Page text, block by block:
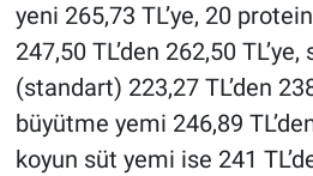
yeni 265,73 TL’ye, 20
247,50 TL’den 262,50 TL’ye,
(standart) 223,27 TL’den
büyütme yemi 246,89
koyun süt yemi ise 241